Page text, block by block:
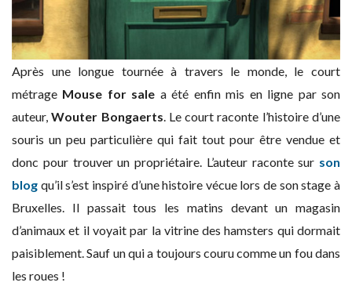
Après une longue tournée à travers le monde, le court
métrage Mouse for sale a été enfin mis en ligne par son
auteur,Wouter Bongaerts . Le court raconte l’histoire d’une
souris un peu particulière qui fait tout pour être vendue et
donc pour trouver un propriétaire. L’auteur raconte sur son
blog qu’il s’est inspiré d’une histoire vécue lors de son stage à
Bruxelles. Il passait tous les matins devant un magasin
d’animaux et il voyait par la vitrine des hamsters qui dormait
paisiblement. Sauf un qui a toujours couru comme un fou dans
les roues !